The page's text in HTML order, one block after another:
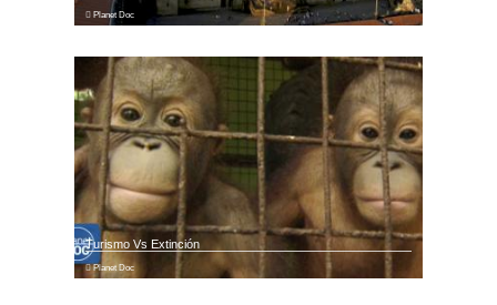
Planet Doc
Turismo Vs Extinción
Planet Doc